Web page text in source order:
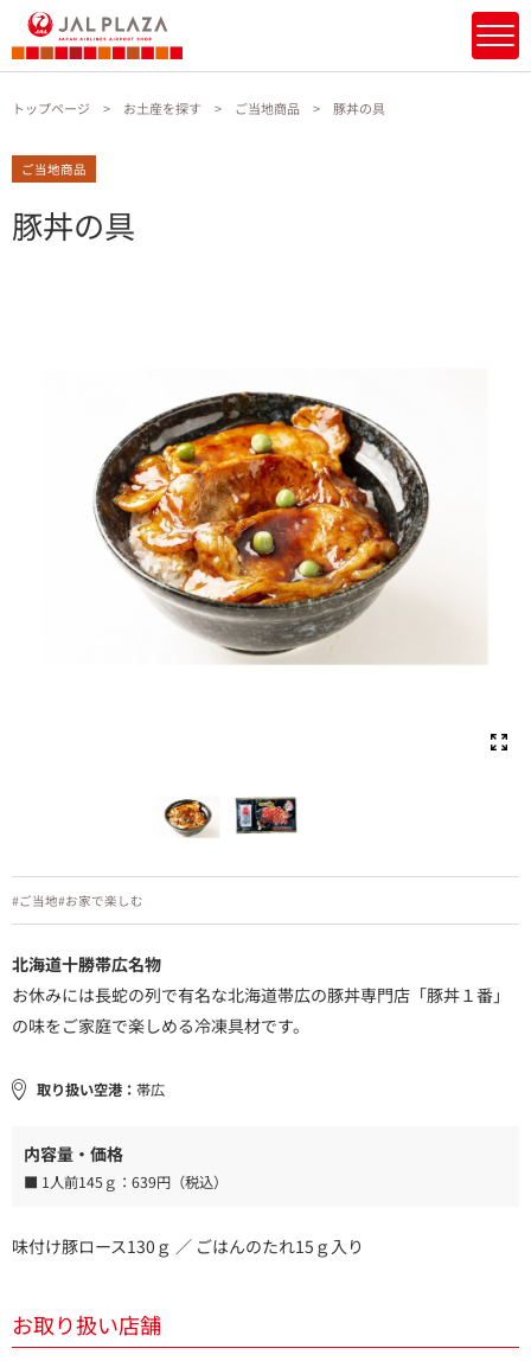
トップページ お土産を探す ご当地商品 豚丼の具
ご当地商品
豚丼の具
#ご当地#お家で楽しむ
北海道十勝帯広名物
お休みには長蛇の列で有名な北海道帯広の豚丼専門店「豚丼１番」
の味をご家庭で楽しめる冷凍具材です。
取り扱い空港： 帯広
内容量・価格
■ 1人前145ｇ： 639円（税込）
味付け豚ロース130ｇ ／ ごはんのたれ15ｇ入り
お取り扱い店舗